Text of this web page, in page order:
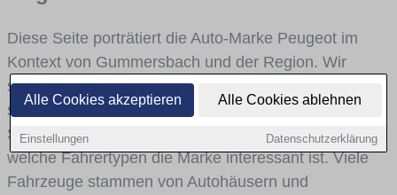
Alle Cookies akzeptieren Alle Cookies ablehnen
Einstellungen Datenschutzerklärung
Diese Seite porträtiert die Auto-Marke Peugeot im
Kontext von Gummersbach und der Region. Wir
skizzieren, in welchen Fahrzeugklassen Peugeot
stark vertreten ist, welche Modellreihen häufig im
Stadt- und Umlandverkehr zu sehen sind und für
welche Fahrertypen die Marke interessant ist. Viele
Fahrzeuge stammen von Autohäusern und